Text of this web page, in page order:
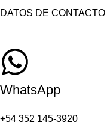
DATOS DE CONTACTO
WhatsApp
+54 352 145-3920